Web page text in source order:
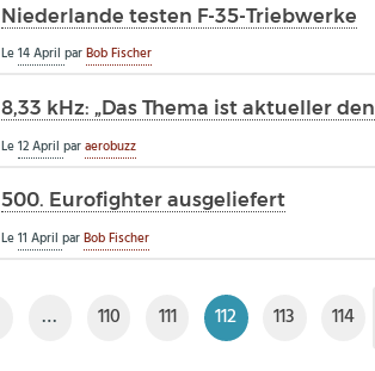
Niederlande testen F-35-Triebwerke
Le14 AprilparBob Fischer
8,33 kHz: „Das Thema ist aktueller
Le12 Aprilparaerobuzz
500. Eurofighter ausgeliefert
Le11 AprilparBob Fischer
… 110 111 112 113 114